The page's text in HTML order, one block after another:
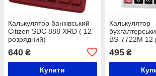
Калькулятор банківський
Citizen SDC 888 XRD ( 12
розрядний)
640 ₴
Купити
Калькулятор
BS-7722M 12
495₴